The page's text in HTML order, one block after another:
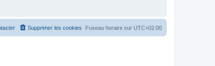
Fuseau horaire sur UTC+02:00
Supprimer les cookies